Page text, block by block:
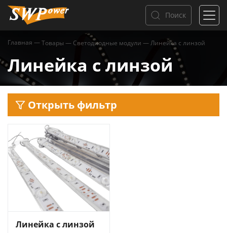
Поиск
Главная —Товары — Светодиодные модули —Линейка с линзой
Линейка с линзой
Открыть фильтр
Линейка с линзой